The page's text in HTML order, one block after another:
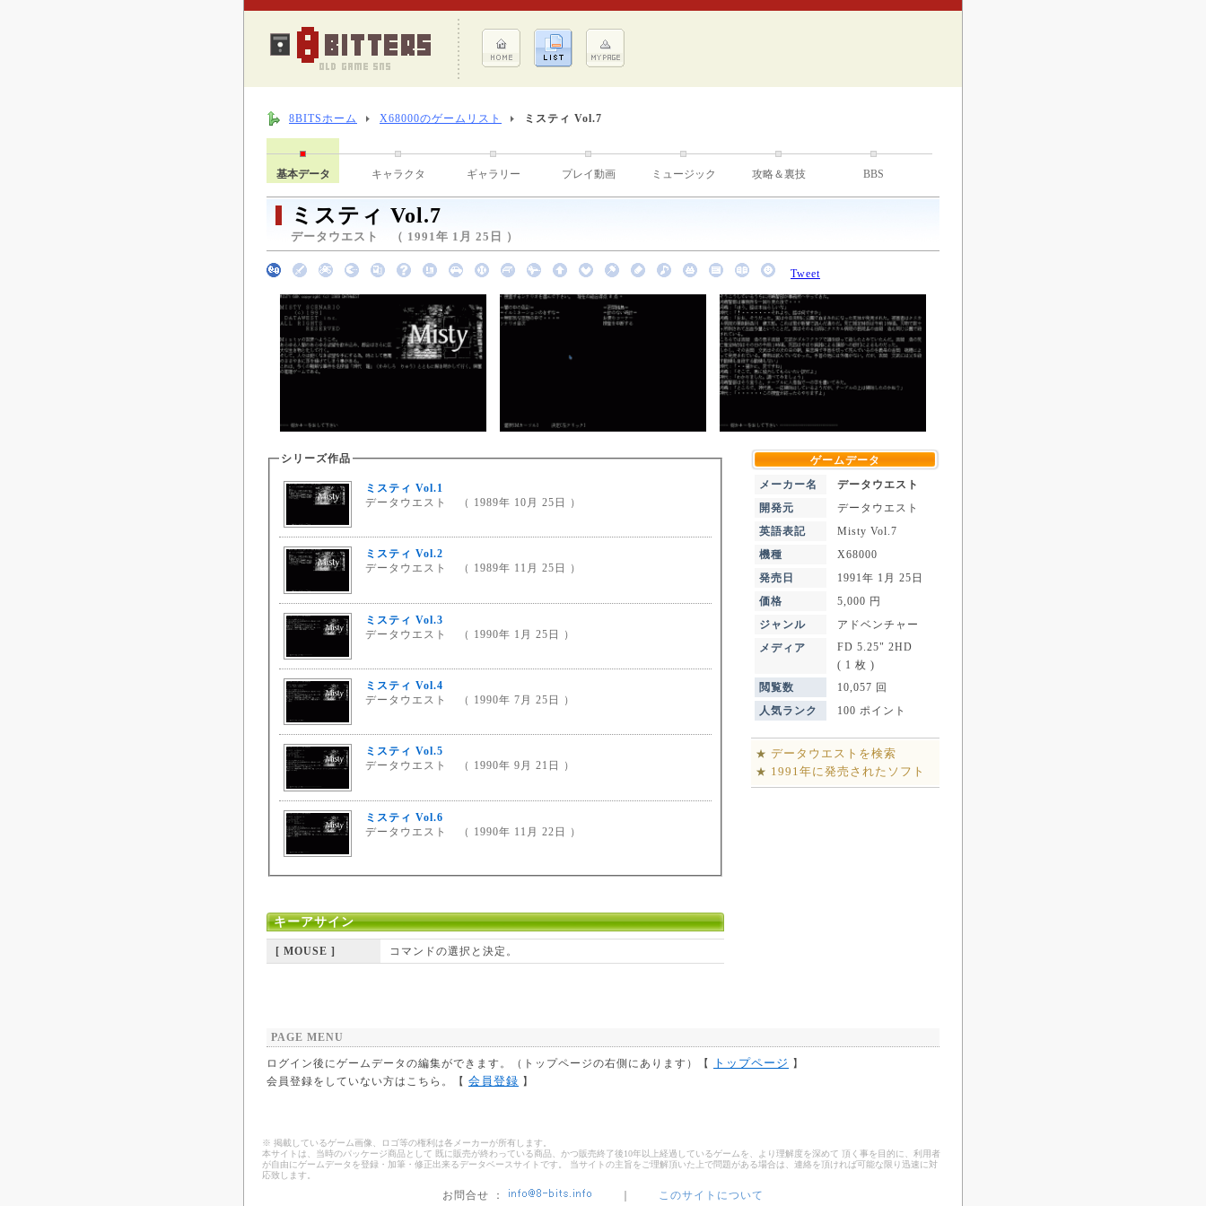
8BITSホーム X68000のゲームリスト ミスティ Vol.7
基本データ キャラクタ ギャラリー プレイ動画 ミュージック 攻略＆裏技 BBS
ミスティ Vol.7
データウエスト （ 1991年 1月 25日 ）
Tweet
シリーズ作品
ミスティ Vol.1
データウエスト （ 1989年 10月 25日 ）
ミスティ Vol.2
データウエスト （ 1989年 11月 25日 ）
ミスティ Vol.3
データウエスト （ 1990年 1月 25日 ）
ミスティ Vol.4
データウエスト （ 1990年 7月 25日 ）
ミスティ Vol.5
データウエスト （ 1990年 9月 21日 ）
ミスティ Vol.6
データウエスト （ 1990年 11月 22日 ）
キーアサイン
[ MOUSE ] コマンドの選択と決定。
ゲームデータ
メーカー名
データウエスト
開発元
データウエスト
英語表記
Misty Vol.7
機種
X68000
発売日
1991年 1月 25日
価格
5,000 円
ジャンル
アドベンチャー
メディア
FD 5.25" 2HD
( 1 枚 )
閲覧数
10,057 回
人気ランク
100 ポイント
★ データウエストを検索
★ 1991年に発売されたソフト
PAGE MENU
ログイン後にゲームデータの編集ができます。（トップページの右側にあります）【 トップページ 】
会員登録をしていない方はこちら。【 会員登録 】
※ 掲載しているゲーム画像、ロゴ等の権利は各メーカーが所有します。
本サイトは、当時のパッケージ商品として 既に販売が終わっている商品、かつ販売終了後10年以上経過しているゲームを、より理解度を深めて 頂く事を目的に、利用者
が自由にゲームデータを登録・加筆・修正出来るデータベースサイトです。 当サイトの主旨をご理解頂いた上で問題がある場合は、連絡を頂ければ可能な限り迅速に対
応致します。
お問合せ ： このサイトについて